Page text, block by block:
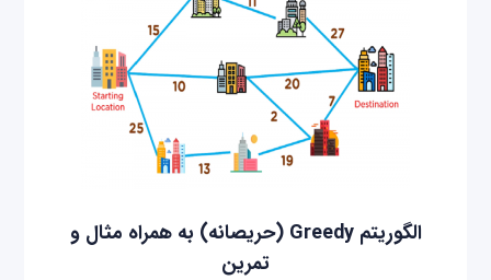
الگوریتم Greedy (حریصانه) به همراه مثال و
تمرین